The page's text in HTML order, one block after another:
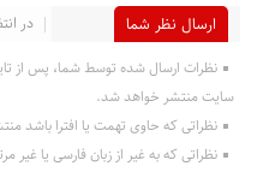
ارسال نظر شما
در
نظرات ارسال شده توسط شما، پس از
سایت منتشر خواهد شد.
نظراتی که حاوی تهمت یا افترا باشد
نظراتی که به غیر از زبان فارسی یا